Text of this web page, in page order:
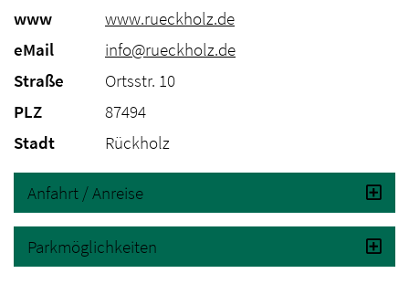
www
www.rueckholz.de
eMail
info@rueckholz.de
Straße
Ortsstr. 10
PLZ
87494
Stadt
Rückholz
Anfahrt / Anreise
Parkmöglichkeiten